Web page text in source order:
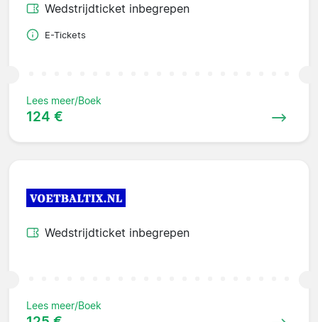
Wedstrijdticket inbegrepen
E-Tickets
Lees meer/Boek
124 €
Wedstrijdticket inbegrepen
Lees meer/Boek